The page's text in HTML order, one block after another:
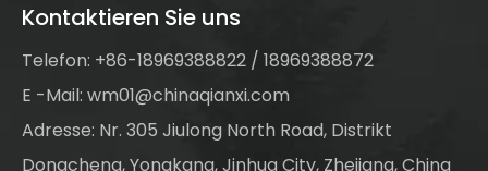
Kontaktieren Sie uns
Telefon: +86-18969388822 / 18969388872
E -Mail: wm01@chinaqianxi.com
Adresse: Nr. 305 Jiulong North Road, Distrikt
Dongcheng, Yongkang, Jinhua City, Zhejiang, China